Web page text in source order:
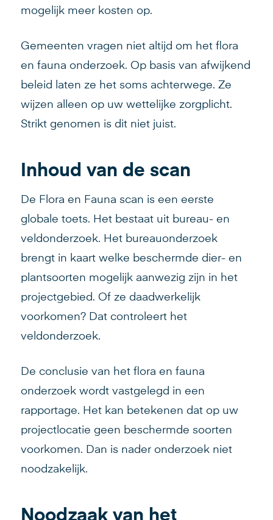
mogelijk meer kosten op.
Gemeenten vragen niet altijd om het flora
en fauna onderzoek. Op basis van afwijkend
beleid laten ze het soms achterwege. Ze
wijzen alleen op uw wettelijke zorgplicht.
Strikt genomen is dit niet juist.
Inhoud van de scan
De Flora en Fauna scan is een eerste
globale toets. Het bestaat uit bureau- en
veldonderzoek. Het bureauonderzoek
brengt in kaart welke beschermde dier- en
plantsoorten mogelijk aanwezig zijn in het
projectgebied. Of ze daadwerkelijk
voorkomen? Dat controleert het
veldonderzoek.
De conclusie van het flora en fauna
onderzoek wordt vastgelegd in een
rapportage. Het kan betekenen dat op uw
projectlocatie geen beschermde soorten
voorkomen. Dan is nader onderzoek niet
noodzakelijk.
Noodzaak van het